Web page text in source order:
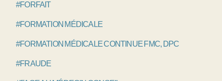
#FORFAIT
#FORMATION MÉDICALE
#FORMATION MÉDICALE CONTINUE FMC, DPC
#FRAUDE